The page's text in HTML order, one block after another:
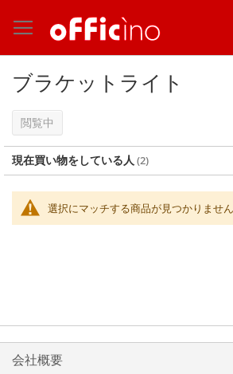
ン
テ
ン
に
キ
ッ
プ
ブラケットライト
選択にマッチする商品が見つかりません
閲覧中
現在買い物をしている人
会社概要